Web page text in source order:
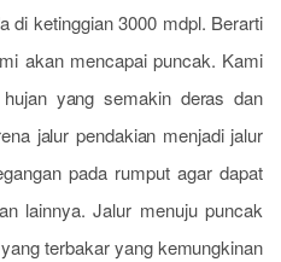
di ketinggian 3000 mdpl. Berarti
akan mencapai puncak. Kami
yang semakin deras dan
jalur pendakian menjadi jalur
pada rumput agar dapat
lainnya. Jalur menuju puncak
terbakar yang kemungkinan